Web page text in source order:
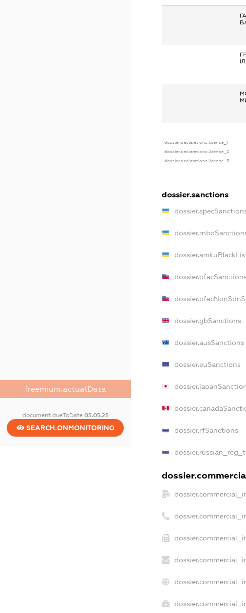
freemium.actualData
document.dueToDate 05.05.25
SEARCH.ONMONITORING
dossier.declarations.license_1
dossier.declarations.license_2
dossier.declarations.license_3
dossier.sanctions
dossier.gbSanctions
dossier.ausSanctions
dossier.euSanctions
dossier.rfSanctions